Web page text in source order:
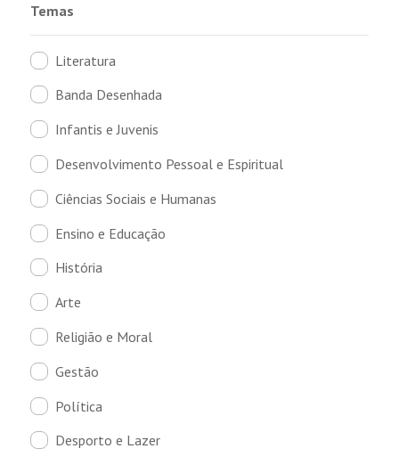
Temas
Literatura
Banda Desenhada
Infantis e Juvenis
Desenvolvimento Pessoal e Espiritual
Ciências Sociais e Humanas
Ensino e Educação
História
Arte
Religião e Moral
Gestão
Política
Desporto e Lazer